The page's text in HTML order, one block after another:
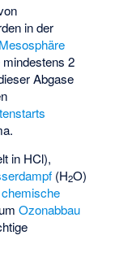
in der
Mesosphäre
2
Abgase
.
in HCl),
(H2O)
chemische
Ozonabbau